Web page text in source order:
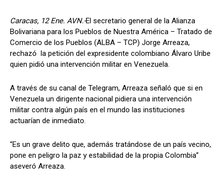
Caracas, 12 Ene. AVN.-El secretario general de la Alianza
Bolivariana para los Pueblos de Nuestra América – Tratado de
Comercio de los Pueblos (ALBA – TCP) Jorge Arreaza,
rechazó la petición del expresidente colombiano Álvaro Uribe
quien pidió una intervención militar en Venezuela.
A través de su canal de Telegram, Arreaza señaló que si en
Venezuela un dirigente nacional pidiera una intervención
militar contra algún país en el mundo las instituciones
actuarían de inmediato.
“Es un grave delito que, además tratándose de un país vecino,
pone en peligro la paz y estabilidad de la propia Colombia”
aseveró Arreaza.